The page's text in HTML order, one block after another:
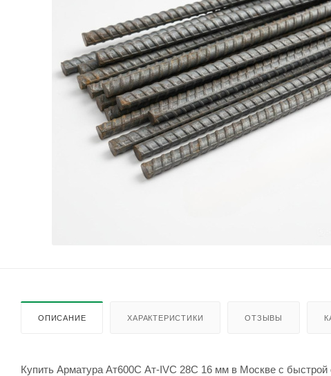
ОПИСАНИЕ ХАРАКТЕРИСТИКИ ОТЗЫВЫ
Купить Арматура Ат600С Ат-IVС 28С 16 мм в Москве с быстрой